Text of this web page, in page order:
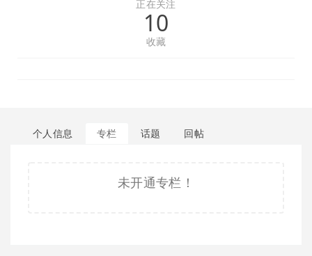
正在关注
10
收藏
个人信息 专栏 话题 回帖
未开通专栏！